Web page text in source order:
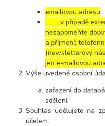
emailovou adresu
……… v případě
nezapomeňte
a příjmení;
(newsletterový
jen e-mailovou
Výše uvedené osobní
zařazení do
sdělení.
Souhlas udělujete na
účelem: